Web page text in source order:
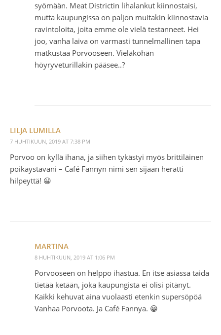
syömään. Meat Districtin lihalankut kiinnostaisi,
mutta kaupungissa on paljon muitakin kiinnostavia
ravintoloita, joita emme ole vielä testanneet. Hei
joo, vanha laiva on varmasti tunnelmallinen tapa
matkustaa Porvooseen. Vieläköhän
höyryveturillakin pääsee..?
LILJA LUMILLA
7 HUHTIKUUN, 2019 AT 7:38 PM
Porvoo on kyllä ihana, ja siihen tykästyi myös brittiläinen
poikaystäväni – Café Fannyn nimi sen sijaan herätti
hilpeyttä! 😀
MARTINA
8 HUHTIKUUN, 2019 AT 1:06 PM
Porvooseen on helppo ihastua. En itse asiassa taida
tietää ketään, joka kaupungista ei olisi pitänyt.
Kaikki kehuvat aina vuolaasti etenkin supersöpöä
Vanhaa Porvoota. Ja Café Fannya. 😀